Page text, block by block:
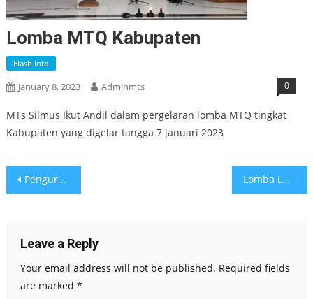
Lomba MTQ Kabupaten
Flash Info
January 8, 2023 Adminmts 0
MTs Silmus Ikut Andil dalam pergelaran lomba MTQ tingkat
Kabupaten yang digelar tangga 7 januari 2023
Post
Pengurus Osis Baru Mengadakan LDKS Lomba LKBB
Leave a Reply
Your email address will not be published. Required fields
are marked *